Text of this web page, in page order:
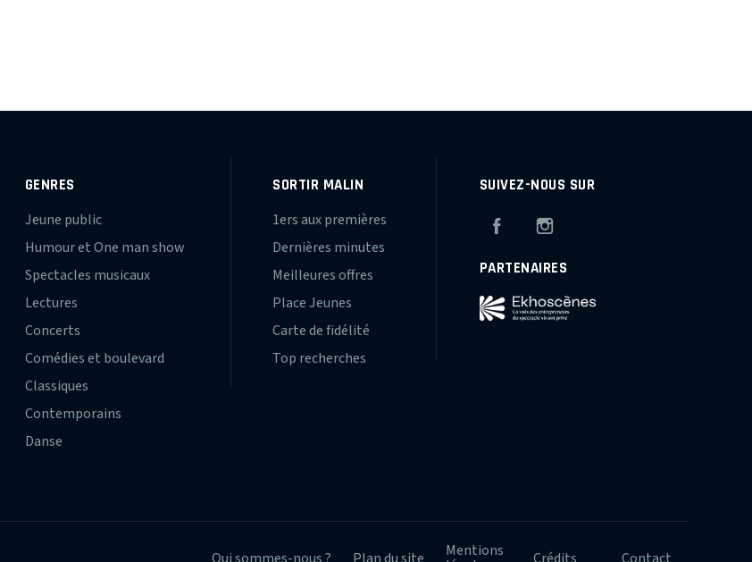
GENRES
Jeune public
Humour et One man show
Spectacles musicaux
Lectures
Concerts
Comédies et boulevard
Classiques
Contemporains
Danse
SORTIR MALIN
1ers aux premières
Dernières minutes
Meilleures offres
Place Jeunes
Carte de fidélité
Top recherches
SUIVEZ-NOUS SUR
Facebook
PARTENAIRES
Mentions